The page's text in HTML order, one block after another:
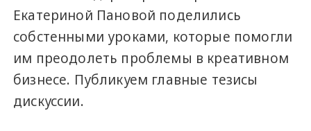
Екатериной Пановой поделились
собстенными уроками, которые помогли
им преодолеть проблемы в креативном
бизнесе. Публикуем главные тезисы
дискуссии.